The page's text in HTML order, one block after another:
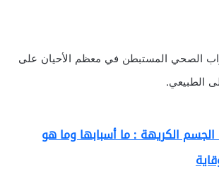
الصحي المستبطن في معظم الأحيان على
الطبيعي.
الجسم الكريهة : ما أسبابها وما هو